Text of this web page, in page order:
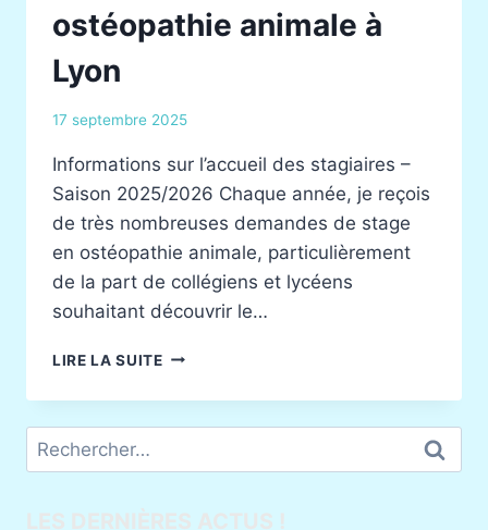
ostéopathie animale à
Lyon
17 septembre 2025
Informations sur l’accueil des stagiaires –
Saison 2025/2026 Chaque année, je reçois
de très nombreuses demandes de stage
en ostéopathie animale, particulièrement
de la part de collégiens et lycéens
souhaitant découvrir le…
LIRE LA SUITE STAGES
DÉCOUVERTES
2025/2026
OSTÉOPATHIE
Rechercher :